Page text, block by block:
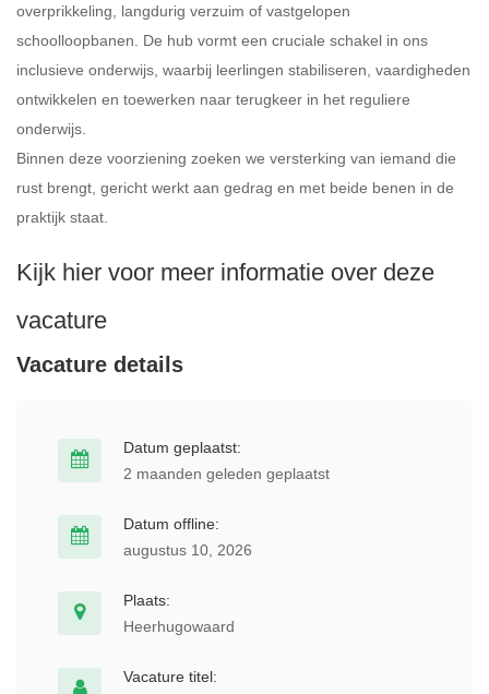
overprikkeling, langdurig verzuim of vastgelopen
schoolloopbanen. De hub vormt een cruciale schakel in ons
inclusieve onderwijs, waarbij leerlingen stabiliseren, vaardigheden
ontwikkelen en toewerken naar terugkeer in het reguliere
onderwijs.
Binnen deze voorziening zoeken we versterking van iemand die
rust brengt, gericht werkt aan gedrag en met beide benen in de
praktijk staat.
Kijk hier voor meer informatie over deze
vacature
Vacature details
Datum geplaatst:
2 maanden geleden geplaatst
Datum offline:
augustus 10, 2026
Plaats:
Heerhugowaard
Vacature titel: